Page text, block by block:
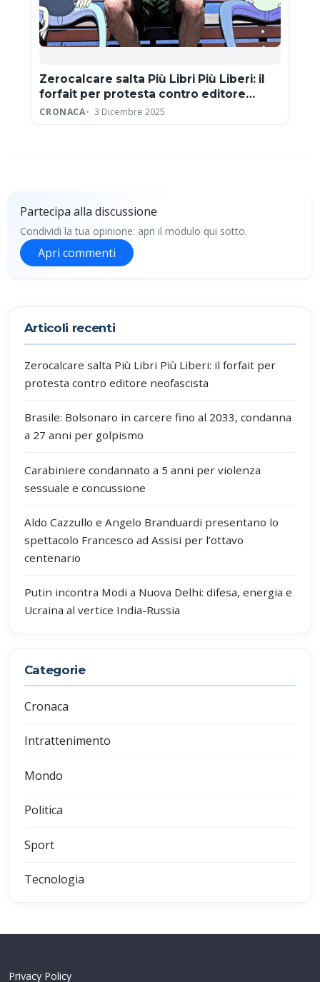
Zerocalcare salta Più Libri Più Liberi: il
forfait per protesta contro editore
neofascista
CRONACA 3 Dicembre 2025
Partecipa alla discussione
Condividi la tua opinione: apri il modulo qui sotto.
Apri commenti
Articoli recenti
Zerocalcare salta Più Libri Più Liberi: il forfait per
protesta contro editore neofascista
Brasile: Bolsonaro in carcere fino al 2033, condanna
a 27 anni per golpismo
Carabiniere condannato a 5 anni per violenza
sessuale e concussione
Aldo Cazzullo e Angelo Branduardi presentano lo
spettacolo Francesco ad Assisi per l’ottavo
centenario
Putin incontra Modi a Nuova Delhi: difesa, energia e
Ucraina al vertice India-Russia
Categorie
Cronaca
Intrattenimento
Mondo
Politica
Sport
Tecnologia
Privacy Policy